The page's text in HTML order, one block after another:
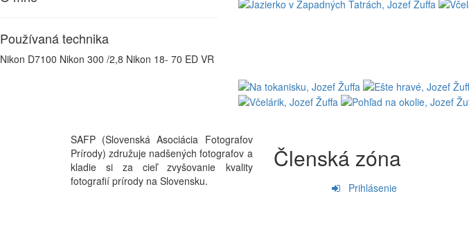
Používaná technika
Nikon D7100 Nikon 300 /2,8 Nikon 18- 70 ED VR
SAFP (Slovenská Asociácia Fotografov
Prírody) združuje nadšených fotografov a
kladie si za cieľ zvyšovanie kvality
fotografií prírody na Slovensku.
Členská zóna
Prihlásenie